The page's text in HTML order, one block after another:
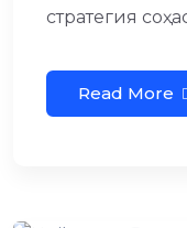
стратегия
Read More